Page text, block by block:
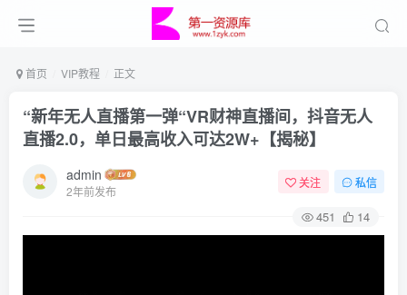
首页 VIP教程 正文
“新年无人直播第一弹“VR财神直播间，抖音无人
直播2.0，单日最高收入可达2W+【揭秘】
admin
2年前发布
关注 私信
451 14